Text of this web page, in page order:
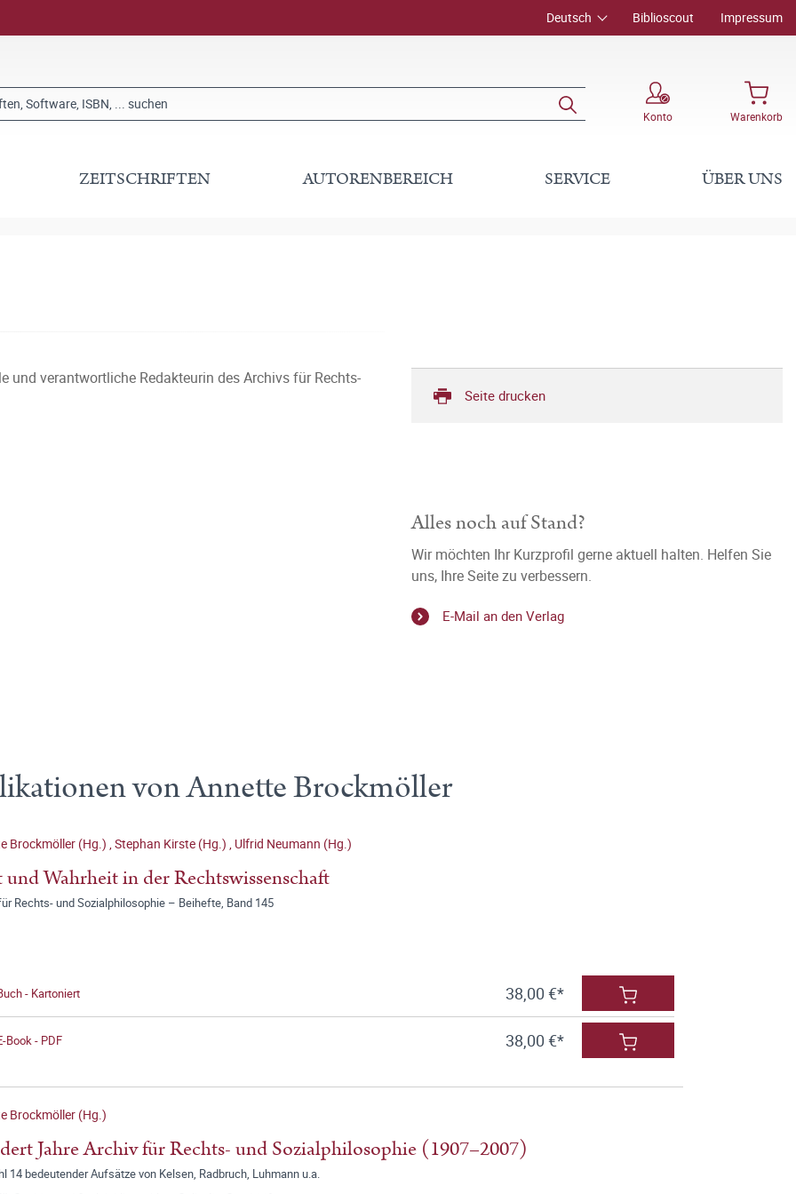
Deutsch Biblioscout Impressum
Konto Warenkorb
ZEITSCHRIFTEN AUTORENBEREICH SERVICE ÜBER UNS
und verantwortliche Redakteurin des Archivs für Rechts-
Seite drucken
Alles noch auf Stand?
Wir möchten Ihr Kurzprofil gerne aktuell halten. Helfen Sie
uns, Ihre Seite zu verbessern.
E-Mail an den Verlag
von Annette Brockmöller
Brockmöller (Hg.) ,Stephan Kirste (Hg.) , Ulfrid Neumann (Hg.)
und Wahrheit in der Rechtswissenschaft
Rechts- und Sozialphilosophie – Beihefte, Band 145
- Kartoniert 38,00 €*
Book - PDF 38,00 €*
Brockmöller (Hg.)
Jahre Archiv für Rechts- und Sozialphilosophie (1907–2007)
14 bedeutender Aufsätze von Kelsen, Radbruch, Luhmann u.a.